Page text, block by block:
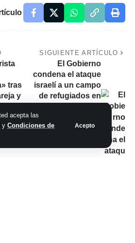
acepta las
y Condiciones de
Acepto
tras
y
SIGUIENTE ARTÍCULO
El Gobierno
condena el ataque
israelí a un campo
de refugiados en
justifica la violación
del Derecho